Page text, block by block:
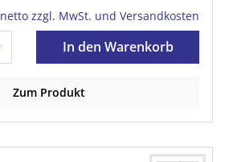
netto zzgl. MwSt. und Versandkosten
In den Warenkorb
Zum Produkt